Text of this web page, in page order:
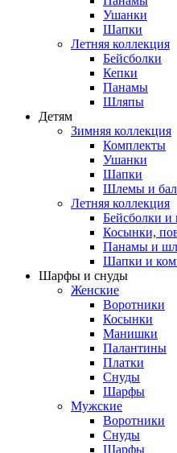
Ушанки
Шапки
Летняя коллекция
Бейсболки
Кепки
Панамы
Шляпы
Детям
Зимняя коллекция
Комплекты
Ушанки
Шапки
Шлемы и
Летняя коллекция
Бейсболки и
Косынки,
Панамы и
Шапки и
Шарфы и снуды
Женские
Воротники
Косынки
Манишки
Палантины
Платки
Снуды
Шарфы
Мужские
Воротники
Снуды
Шарфы